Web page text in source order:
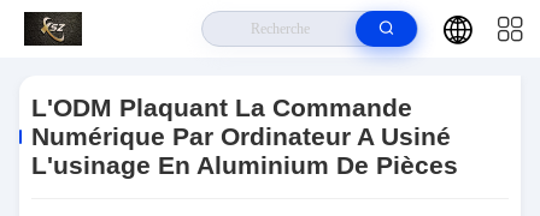
Usiné Des Pièces > L'ODM Plaquant La Commande Numérique Par
Ordinateur A Usiné L'usinage En Aluminium De Pièces
L'ODM Plaquant La Commande
Numérique Par Ordinateur A Usiné
L'usinage En Aluminium De Pièces